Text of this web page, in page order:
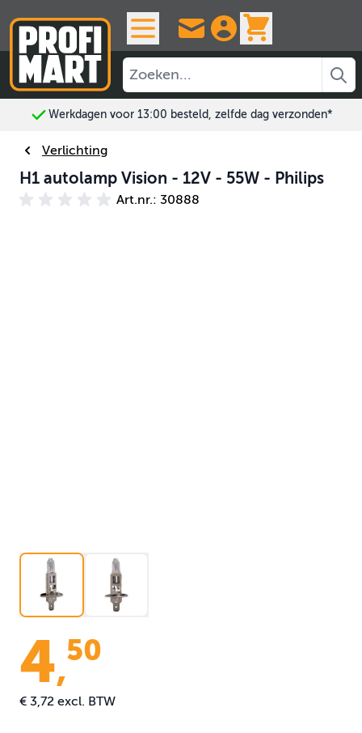
Werkdagen voor 13:00 besteld, zelfde dag verzonden*
Verlichting
H1 autolamp Vision - 12V - 55W - Philips
Art.nr.: 30888
4,50
€ 3,72 excl. BTW